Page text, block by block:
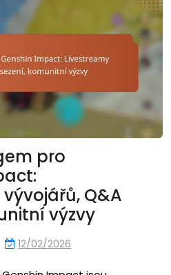
pro
Q&A
výzvy
12/02/2026